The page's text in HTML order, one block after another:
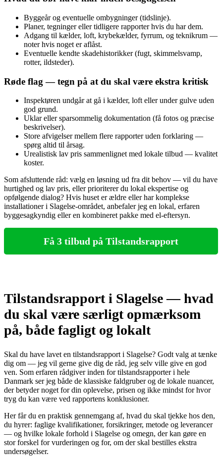
Byggeår og eventuelle ombygninger (tidslinje).
Planer, tegninger eller tidligere rapporter hvis du har dem.
Adgang til kælder, loft, krybekælder, fyrrum, og teknikrum —
noter hvis noget er aflåst.
Eventuelle kendte skadehistorikker (fugt, skimmelsvamp,
rotter, ildsteder).
Røde flag — tegn på at du skal være ekstra kritisk
Inspektøren undgår at gå i kælder, loft eller under gulve uden
god grund.
Uklar eller sparsommelig dokumentation (få fotos og præcise
beskrivelser).
Store afvigelser mellem flere rapporter uden forklaring —
spørg altid til årsag.
Urealistisk lav pris sammenlignet med lokale tilbud — kvalitet
koster.
Som afsluttende råd: vælg en løsning ud fra dit behov — vil du have
hurtighed og lav pris, eller prioriterer du lokal ekspertise og
opfølgende dialog? Hvis huset er ældre eller har komplekse
installationer i Slagelse‑området, anbefaler jeg en lokal, erfaren
byggesagkyndig eller en kombineret pakke med el‑eftersyn.
Få 3 tilbud på Tilstandsrapport
Tilstandsrapport i Slagelse — hvad
du skal være særligt opmærksom
på, både fagligt og lokalt
Skal du have lavet en tilstandsrapport i Slagelse? Godt valg at tænke
dig om — jeg vil gerne give dig de råd, jeg selv ville give en god
ven. Som erfaren rådgiver inden for tilstandsrapporter i hele
Danmark ser jeg både de klassiske faldgruber og de lokale nuancer,
der betyder noget for din oplevelse, prisen og ikke mindst for hvor
tryg du kan være ved rapportens konklusioner.
Her får du en praktisk gennemgang af, hvad du skal tjekke hos den,
du hyrer: faglige kvalifikationer, forsikringer, metode og leverancer
— og hvilke lokale forhold i Slagelse og omegn, der kan gøre en
stor forskel for vurderingen og for, om der skal bestilles ekstra
undersøgelser.